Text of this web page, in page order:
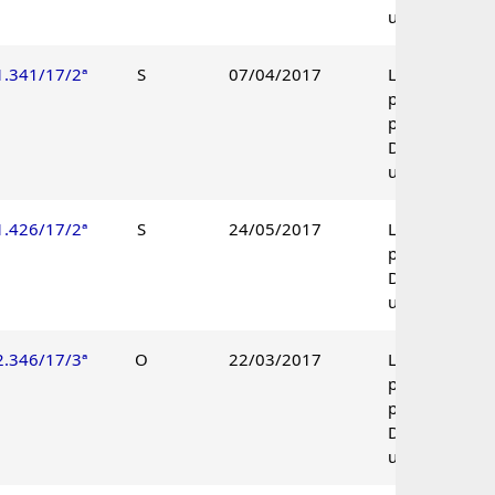
unânime.
17/2ª S 07/04/2017
Lançamento
parcialmente
procedente.
Decisão
unânime.
17/2ª S 24/05/2017
Lançamento
procedente.
Decisão
unânime.
17/3ª O 22/03/2017
Lançamento
parcialmente
procedente.
Decisão
unânime.